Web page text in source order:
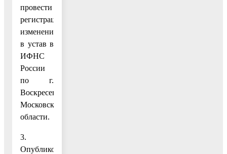
провести
регистрацию
изменений
в устав в
ИФНС
России
по г.
Воскресенску
Московской
области.
3.
Опубликовать